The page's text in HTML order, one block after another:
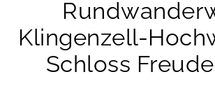
Klingenzell-
Schloss